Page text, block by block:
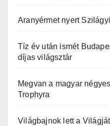
Aranyérmet nyert
Tíz év után ismét
díjas világsztár
Megvan a magyar
Trophyra
Világbajnok lett a